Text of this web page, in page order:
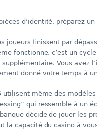
d’identité, préparez
joueurs finissent par
fonctionne, c’est un
Vous avez
donné votre temps à
utilisent même des
qui ressemble à un
décide de jouer les
la capacité du casino à